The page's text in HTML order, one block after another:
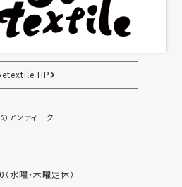
HP
アンティーク
曜・木曜定休）